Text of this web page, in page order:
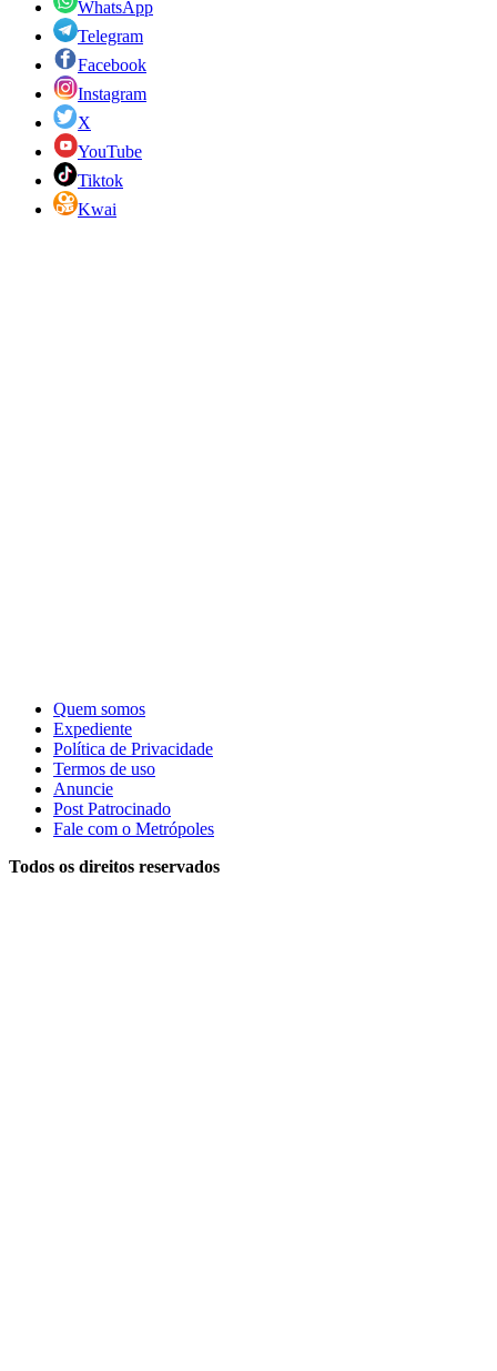
WhatsApp
Telegram
Facebook
Instagram
X
YouTube
Tiktok
Kwai
Quem somos
Expediente
Política de Privacidade
Termos de uso
Anuncie
Post Patrocinado
Fale com o Metrópoles
Todos os direitos reservados